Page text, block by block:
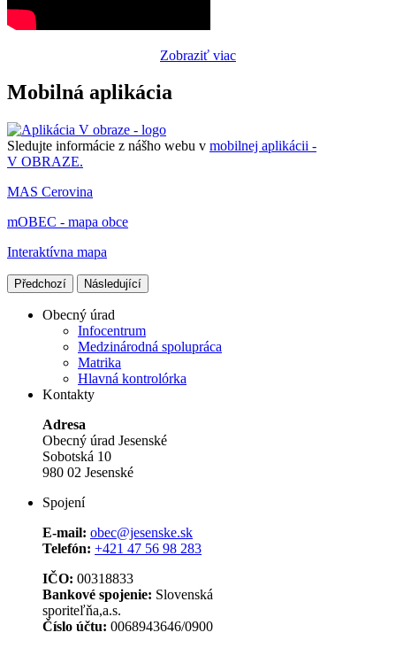
Zobraziť viac
Mobilná aplikácia
Sledujte informácie z nášho webu v mobilnej aplikácii -
V OBRAZE.
MAS Cerovina
mOBEC - mapa obce
Interaktívna mapa
Předchozí Následující
Obecný úrad
Infocentrum
Medzinárodná spolupráca
Matrika
Hlavná kontrolórka
Kontakty
Adresa
Obecný úrad Jesenské
Sobotská 10
980 02 Jesenské
Spojení
E-mail: obec@jesenske.sk
Telefón: +421 47 56 98 283
IČO: 00318833
Bankové spojenie: Slovenská
sporiteľňa,a.s.
Číslo účtu: 0068943646/0900